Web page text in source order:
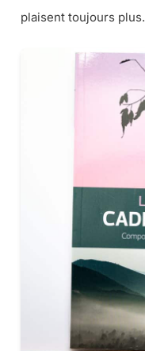
plaisent toujours plus.